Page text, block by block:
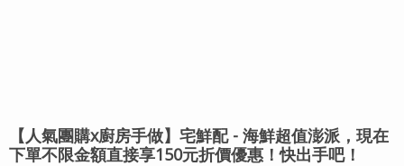
【人氣團購x廚房手做】宅鮮配 - 海鮮超值澎派，現在
下單不限金額直接享150元折價優惠！快出手吧！